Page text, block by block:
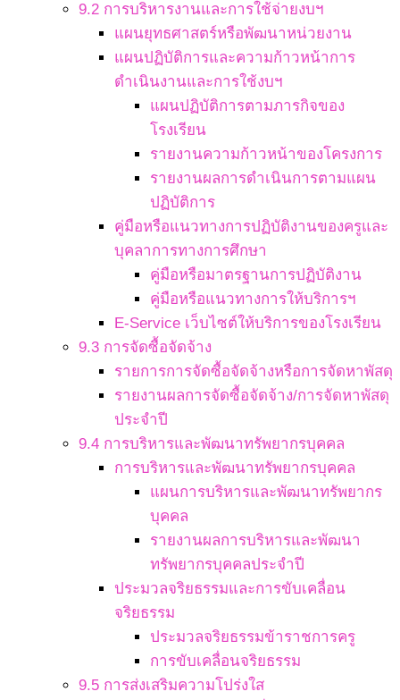
9.2 การบริหารงานและการใช้จ่ายงบฯ
แผนยุทธศาสตร์หรือพัฒนาหน่วยงาน
แผนปฏิบัติการและความก้าวหน้าการ
ดำเนินงานและการใช้งบฯ
แผนปฏิบัติการตามภารกิจของ
โรงเรียน
รายงานความก้าวหน้าของโครงการ
รายงานผลการดำเนินการตามแผน
ปฏิบัติการ
คู่มือหรือแนวทางการปฏิบัติงานของครูและ
บุคลาการทางการศึกษา
คู่มือหรือมาตรฐานการปฏิบัติงาน
คู่มือหรือแนวทางการให้บริการฯ
E-Service เว็บไซต์ให้บริการของโรงเรียน
9.3 การจัดซื้อจัดจ้าง
รายการการจัดซื้อจัดจ้างหรือการจัดหาพัสดุ
รายงานผลการจัดซื้อจัดจ้าง/การจัดหาพัสดุ
ประจำปี
9.4 การบริหารและพัฒนาทรัพยากรบุคคล
การบริหารและพัฒนาทรัพยากรบุคคล
แผนการบริหารและพัฒนาทรัพยากร
บุคคล
รายงานผลการบริหารและพัฒนา
ทรัพยากรบุคคลประจำปี
ประมวลจริยธรรมและการขับเคลื่อน
จริยธรรม
ประมวลจริยธรรมข้าราชการครู
การขับเคลื่อนจริยธรรม
9.5 การส่งเสริมความโปร่งใส